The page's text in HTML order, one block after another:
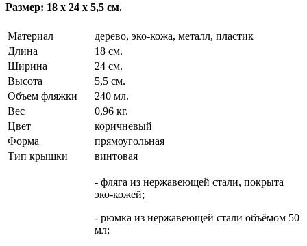
Размер: 18 х 24 х 5,5 см.
Материал
дерево, эко-кожа, металл, пластик
Длина
18 см.
Ширина
24 см.
Высота
5,5 см.
Объем фляжки
240 мл.
Вес
0,96 кг.
Цвет
коричневый
Форма
прямоугольная
Тип крышки
винтовая
- фляга из нержавеющей стали, покрыта
эко-кожей;
- рюмка из нержавеющей стали объёмом 50
мл;